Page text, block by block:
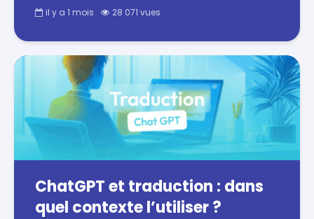
il y a 1 mois 28 071 vues
ChatGPT et traduction : dans
quel contexte l’utiliser ?